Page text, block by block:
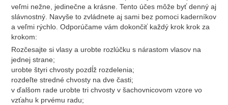
veľmi nežne, jedinečne a krásne. Tento účes môže byť denný aj
slávnostný. Navyše to zvládnete aj sami bez pomoci kaderníkov
a veľmi rýchlo. Odporúčame vám dokončiť každý krok krok za
krokom:
Rozčesajte si vlasy a urobte rozlúčku s nárastom vlasov na
jednej strane;
urobte štyri chvosty pozdĺž rozdelenia;
rozdeľte stredné chvosty na dve časti;
v ďalšom rade urobte tri chvosty v šachovnicovom vzore vo
vzťahu k prvému radu;